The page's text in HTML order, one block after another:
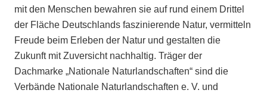
mit den Menschen bewahren sie auf rund einem Drittel
der Fläche Deutschlands faszinierende Natur, vermitteln
Freude beim Erleben der Natur und gestalten die
Zukunft mit Zuversicht nachhaltig. Träger der
Dachmarke „Nationale Naturlandschaften“ sind die
Verbände Nationale Naturlandschaften e. V. und